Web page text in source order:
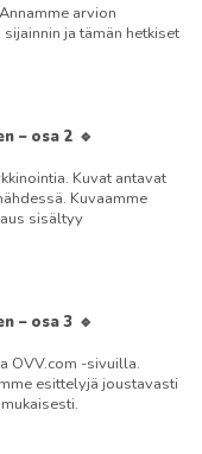
arvion
ja tämän hetkiset
– osa 2 🔹
Kuvat antavat
Kuvaamme
sisältyy
– osa 3 🔹
OVV.com -sivuilla.
esittelyjä joustavasti